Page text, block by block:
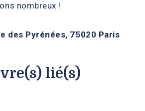
nombreux !
des Pyrénées, 75020 Paris
lié(s)